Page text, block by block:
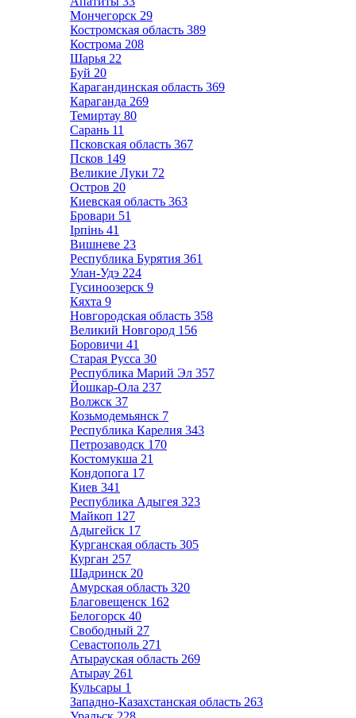
Мончегорск 29
Костромская область 389
Кострома 208
Шарья 22
Буй 20
Карагандинская область 369
Караганда 269
Темиртау 80
Сарань 11
Псковская область 367
Псков 149
Великие Луки 72
Остров 20
Киевская область 363
Бровари 51
Ірпінь 41
Вишневе 23
Республика Бурятия 361
Улан-Удэ 224
Гусиноозерск 9
Кяхта 9
Новгородская область 358
Великий Новгород 156
Боровичи 41
Старая Русса 30
Республика Марий Эл 357
Йошкар-Ола 237
Волжск 37
Козьмодемьянск 7
Республика Карелия 343
Петрозаводск 170
Костомукша 21
Кондопога 17
Киев 341
Республика Адыгея 323
Майкоп 127
Адыгейск 17
Курганская область 305
Курган 257
Шадринск 20
Амурская область 320
Благовещенск 162
Белогорск 40
Свободный 27
Севастополь 271
Атырауская область 269
Атырау 261
Кульсары 1
Западно-Казахстанская область 263